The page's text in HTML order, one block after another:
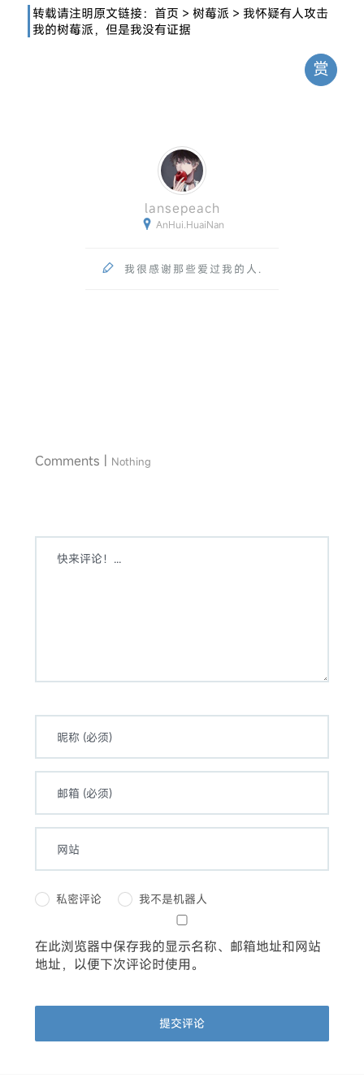
转载请注明原文链接： 首页 > 树莓派 > 我怀疑有人攻击
我的树莓派，但是我没有证据
赏
lansepeach
 AnHui.HuaiNan
 我很感谢那些爱过我的人.
Comments | Nothing
私密评论 我不是机器人
在此浏览器中保存我的显示名称、邮箱地址和网站
地址，以便下次评论时使用。